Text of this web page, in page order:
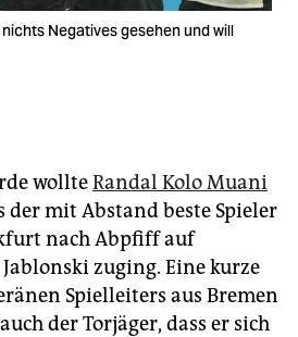
Negatives gesehen und will
wollteRandal Kolo Muani
der mit Abstand beste Spieler
nach Abpfiff auf
zuging. Eine kurze
Spielleiters aus Bremen
der Torjäger, dass er sich